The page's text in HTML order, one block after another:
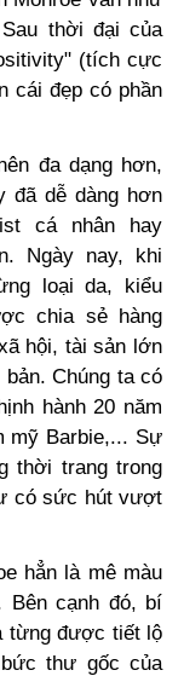
thời đại của
(tích cực
cái đẹp có phần
đa dạng hơn,
đã dễ dàng hơn
cá nhân hay
Ngày nay, khi
loại da, kiểu
chia sẻ hàng
hội, tài sản lớn
bản. Chúng ta có
hành 20 năm
mỹ Barbie,... Sự
thời trang trong
có sức hút vượt
hẳn là mê màu
Bên cạnh đó, bí
từng được tiết lộ
thư gốc của